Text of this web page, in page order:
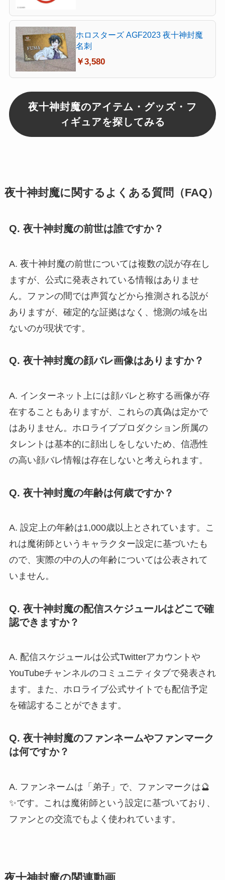
ホロスターズ AGF2023 夜十神封魔
名刺
￥3,580
夜十神封魔のアイテム・グッズ・フ
ィギュアを探してみる
夜十神封魔に関するよくある質問（FAQ）
Q. 夜十神封魔の前世は誰ですか？
A. 夜十神封魔の前世については複数の説が存在し
ますが、公式に発表されている情報はありませ
ん。ファンの間では声質などから推測される説が
ありますが、確定的な証拠はなく、憶測の域を出
ないのが現状です。
Q. 夜十神封魔の顔バレ画像はありますか？
A. インターネット上には顔バレと称する画像が存
在することもありますが、これらの真偽は定かで
はありません。ホロライブプロダクション所属の
タレントは基本的に顔出しをしないため、信憑性
の高い顔バレ情報は存在しないと考えられます。
Q. 夜十神封魔の年齢は何歳ですか？
A. 設定上の年齢は1,000歳以上とされています。こ
れは魔術師というキャラクター設定に基づいたも
ので、実際の中の人の年齢については公表されて
いません。
Q. 夜十神封魔の配信スケジュールはどこで確
認できますか？
A. 配信スケジュールは公式Twitterアカウントや
YouTubeチャンネルのコミュニティタブで発表され
ます。また、ホロライブ公式サイトでも配信予定
を確認することができます。
Q. 夜十神封魔のファンネームやファンマーク
は何ですか？
A. ファンネームは「弟子」で、ファンマークは🔮
✨です。これは魔術師という設定に基づいており、
ファンとの交流でもよく使われています。